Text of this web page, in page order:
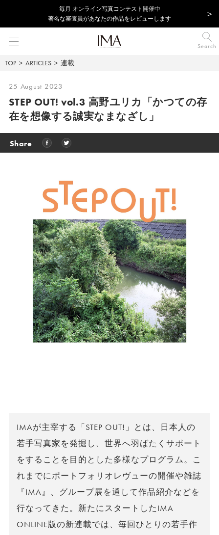
毎⽉ オンライン写真コンテスト開催中
著名な審査員があなたの作品をレビューします
Search
TOP ARTICLES 連載
25 August 2023
STEP OUT! vol.3 高野ユリカ 「かつての存
在を想像する誠実なまなざし」
Share
IMAが主宰する「STEP OUT!」とは、日本人の
若手写真家を発掘し、世界へ羽ばたくサポート
をすることを目的とした多様なプログラム。こ
れまでにポートフォリオレヴューの開催や雑誌
『IMA』、グループ展を通して作品紹介などを
行なってきた。新たにスタートしたIMA
ONLINE版の新連載では、毎回ひとりの若手作